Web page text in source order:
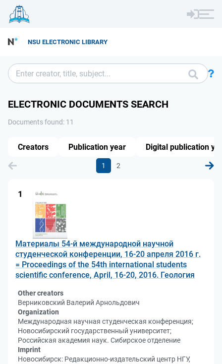
NSU ELECTRONIC LIBRARY
ELECTRONIC DOCUMENTS SEARCH
Documents found: 11
1 2
1
Материалы 54-й международной научной
студенческой конференции, 16-20 апреля 2016 г.
= Proceedings of the 54th international students
scientific conference, April, 16-20, 2016. Геология
Other creators
Верниковский Валерий Арнольдович
Organization
Международная научная студенческая конференция;
Новосибирский государственный университет;
Российская академия наук. Сибирское отделение
Imprint
Новосибирск: Редакционно-издательский центр НГУ,
Creators Publication year Digital publication